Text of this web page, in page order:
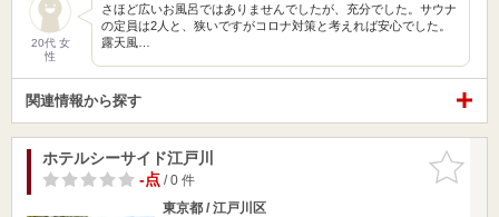
20代 女
性
さほど広いお風呂ではありませんでしたが、充分でした。サウナ
の定員は2人と、狭いですがコロナ対策と考えれば安心でした。
露天風…
関連情報から探す
お気に入
りに追加
ホテルシーサイド江戸川
-点/ 0 件
東京都 / 江戸川区